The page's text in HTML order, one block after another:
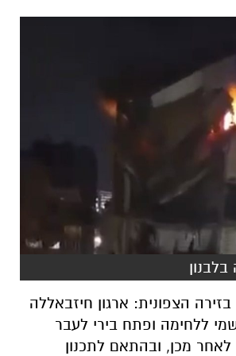
הצפונית: ארגון חיזבאללה
ללחימה ופתח בירי לעבר
מכן, ובהתאם לתכנון